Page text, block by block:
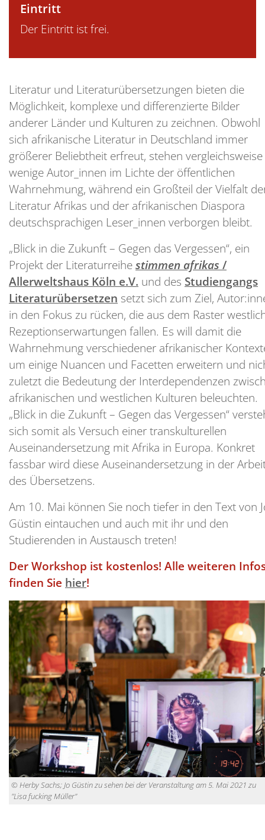
Eintritt
Der Eintritt ist frei.
Literatur und Literaturübersetzungen bieten die
Möglichkeit, komplexe und differenzierte Bilder
anderer Länder und Kulturen zu zeichnen. Obwohl
sich afrikanische Literatur in Deutschland immer
größerer Beliebtheit erfreut, stehen vergleichsweise
wenige Autor_innen im Lichte der öffentlichen
Wahrnehmung, während ein Großteil der Vielfalt
Literatur Afrikas und der afrikanischen Diaspora
deutschsprachigen Leser_innen verborgen bleibt.
„Blick in die Zukunft – Gegen das Vergessen“, ein
Projekt der Literaturreihestimmen afrikas /
Allerweltshaus Köln e.V. und des Studiengangs
Literaturübersetzen setzt sich zum Ziel,
in den Fokus zu rücken, die aus dem Raster
Rezeptionserwartungen fallen. Es will damit die
Wahrnehmung verschiedener afrikanischer
um einige Nuancen und Facetten erweitern und
zuletzt die Bedeutung der Interdependenzen
afrikanischen und westlichen Kulturen beleuchten.
„Blick in die Zukunft – Gegen das Vergessen“
sich somit als Versuch einer transkulturellen
Auseinandersetzung mit Afrika in Europa. Konkret
fassbar wird diese Auseinandersetzung in der
des Übersetzens.
Am 10. Mai können Sie noch tiefer in den Text von
Güstin eintauchen und auch mit ihr und den
Studierenden in Austausch treten!
Der Workshop ist kostenlos! Alle weiteren
finden Sie hier!
© Herby Sachs; Jo Güstin zu sehen bei der Veranstaltung am 5. Mai 2021 zu
"Lisa fucking Müller"